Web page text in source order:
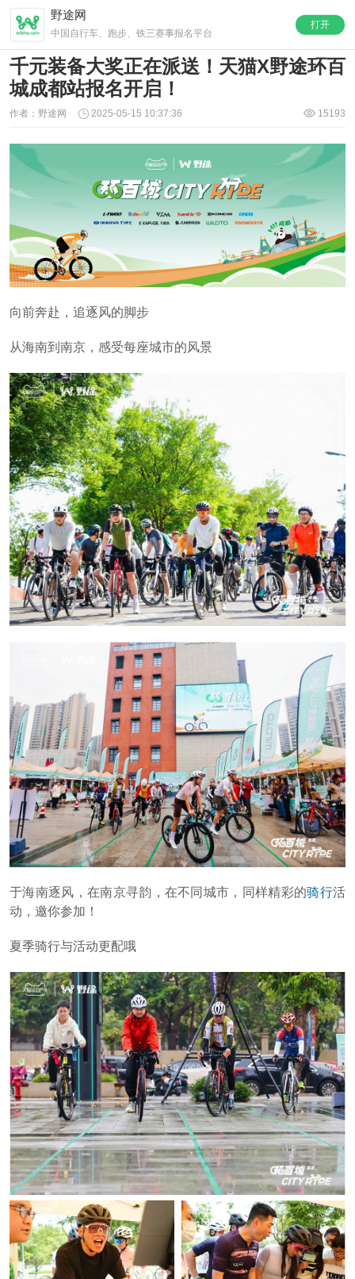
打开
野途网
中国自行车、跑步、铁三赛事报名平台
千元装备大奖正在派送！天猫X野途环百
城成都站报名开启！
作者：野途网 2025-05-15 10:37:36 15193
向前奔赴，追逐风的脚步
从海南到南京，感受每座城市的风景
于海南逐风，在南京寻韵，在不同城市，同样精彩的骑行活
动，邀你参加！
夏季骑行与活动更配哦